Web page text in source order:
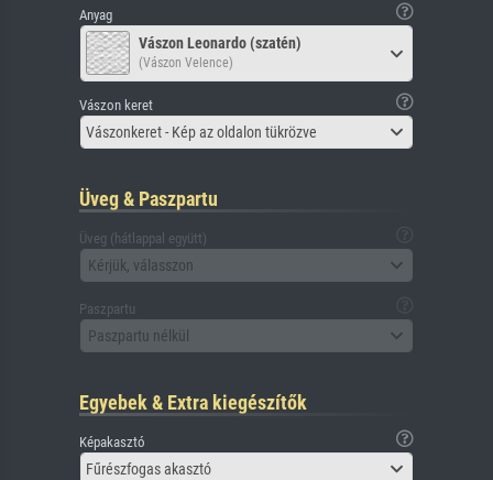
Anyag
Vászon Leonardo (szatén)
(Vászon Velence)
Vászon keret
Vászonkeret - Kép az oldalon tükrözve
Üveg & Paszpartu
Üveg (hátlappal együtt)
Kérjük, válasszon
Paszpartu
Paszpartu nélkül
Egyebek & Extra kiegészítők
Képakasztó
Fűrészfogas akasztó